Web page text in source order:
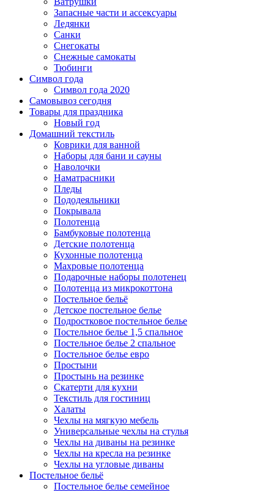
Запасные части и ассексуары
Ледянки
Санки
Снегокаты
Снежные самокаты
Тюбинги
Символ года
Символ года 2020
Самовывоз сегодня
Товары для праздника
Новый год
Домашний текстиль
Коврики для ванной
Наборы для бани и сауны
Наволочки
Наматрасники
Пледы
Пододеяльники
Покрывала
Полотенца
Бамбуковые полотенца
Детские полотенца
Кухонные полотенца
Махровые полотенца
Подарочные наборы полотенец
Полотенца из микрокоттона
Постельное бельё
Детское постельное белье
Подростковое постельное белье
Постельное белье 1,5 спальное
Постельное белье 2 спальное
Постельное белье евро
Простыни
Простынь на резинке
Скатерти для кухни
Текстиль для гостиниц
Халаты
Чехлы на мягкую мебель
Универсальные чехлы на стулья
Чехлы на диваны на резинке
Чехлы на кресла на резинке
Чехлы на угловые диваны
Постельное бельё
Постельное белье семейное